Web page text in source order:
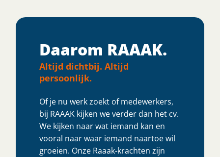
Daarom RAAAK.
Altijd dichtbij. Altijd
persoonlijk.
Of je nu werk zoekt of medewerkers,
bij RAAAK kijken we verder dan het cv.
We kijken naar wat iemand kan en
vooral naar waar iemand naartoe wil
groeien. Onze Raaak-krachten zijn